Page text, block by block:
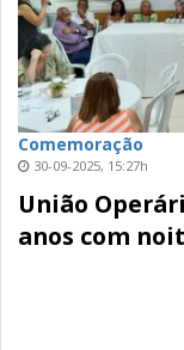
Comemoração
30-09-2025, 15:27h
União
anos com